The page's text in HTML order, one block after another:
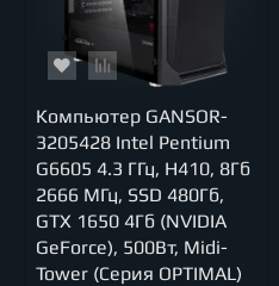
Компьютер GANSOR-
3205428 Intel Pentium
G6605 4.3 ГГц, H410, 8Гб
2666 МГц, SSD 480Гб,
GTX 1650 4Гб (NVIDIA
GeForce), 500Вт, Midi-
Tower (Серия OPTIMAL)